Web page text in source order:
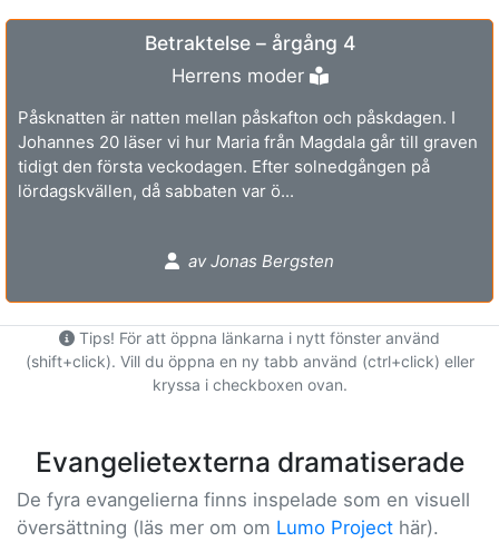
Betraktelse – årgång 4
Herrens moder
Påsknatten är natten mellan påskafton och påskdagen. I
Johannes 20 läser vi hur Maria från Magdala går till graven
tidigt den första veckodagen. Efter solnedgången på
lördagskvällen, då sabbaten var ö...
av Jonas Bergsten
Tips! För att öppna länkarna i nytt fönster använd
(shift+click). Vill du öppna en ny tabb använd (ctrl+click) eller
kryssa i checkboxen ovan.
Evangelietexterna dramatiserade
De fyra evangelierna finns inspelade som en visuell
översättning (läs mer om om Lumo Project här).